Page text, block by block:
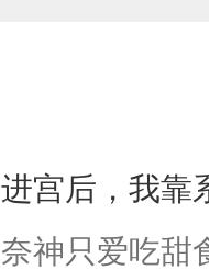
进宫后，我靠
奈神只爱吃甜